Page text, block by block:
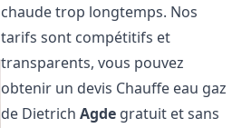
chaude trop longtemps. Nos
tarifs sont compétitifs et
transparents, vous pouvez
obtenir un devis Chauffe eau gaz
de DietrichAgde gratuit et sans